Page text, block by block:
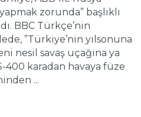
zorunda” başlıklı
BBC Türkçe’nin
”Türkiye’nin yılsonuna
nesil savaş uçağına ya
400 karadan havaya füze
...